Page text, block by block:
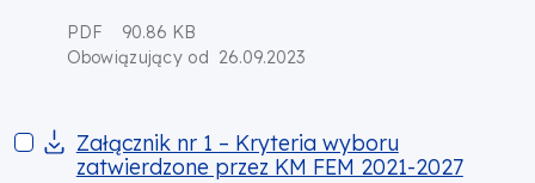
PDF
90.86 KB
Obowiązujący od
26.09.2023
Załącznik nr 1 – Kryteria wyboru zatwierdzone przez KM FEM
Załącznik nr 1 – Kryteria wyboru
zatwierdzone przez KM FEM 2021-2027